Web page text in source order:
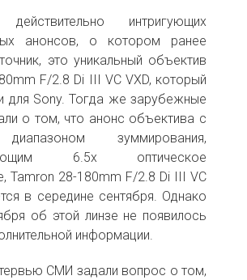
интригующих
анонсов, о котором ранее
это уникальный объектив
F/2.8 Di III VC VXD, который
для Sony. Тогда же зарубежные
о том, что анонс объектива с
зуммирования,
6.5х оптическое
Tamron 28-180mm F/2.8 Di III VC
в середине сентября. Однако
об этой линзе не появилось
информации.
СМИ задали вопрос о том,